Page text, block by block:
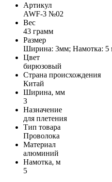
Артикул
AWF-3 №02
Вес
43 грамм
Размер
Ширина: 3мм; Намотка: 5
Цвет
бирюзовый
Страна происхождения
Китай
Ширина, мм
3
Назначение
для плетения
Тип товара
Проволока
Материал
алюминий
Намотка, м
5